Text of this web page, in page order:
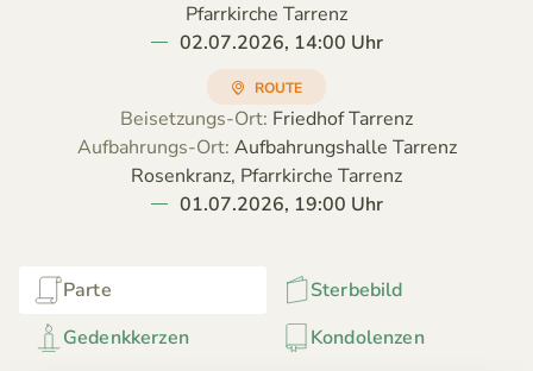
Pfarrkirche Tarrenz
02.07.2026, 14:00 Uhr
ROUTE
Beisetzungs-Ort: Friedhof Tarrenz
Aufbahrungs-Ort: Aufbahrungshalle Tarrenz
Rosenkranz, Pfarrkirche Tarrenz
01.07.2026, 19:00 Uhr
Parte
Sterbebild
Gedenkkerzen
Kondolenzen